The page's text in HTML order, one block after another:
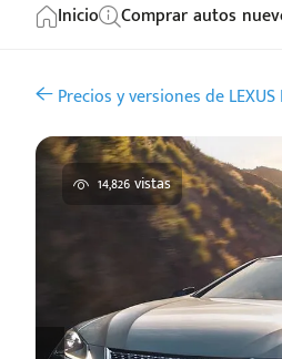
Inicio
Comprar autos
Precios y versiones de LEXUS
14,826 vistas